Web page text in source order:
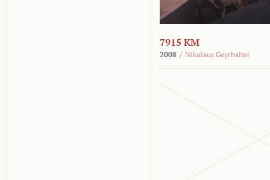
7915 KM
2008 / Nikolaus Geyrhalter